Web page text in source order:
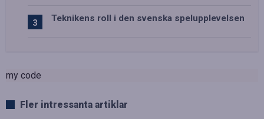
Teknikens roll i den svenska spelupplevelsen
my code
Fler intressanta artiklar